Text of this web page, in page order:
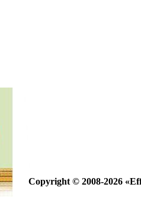
Copyright © 2008-2026